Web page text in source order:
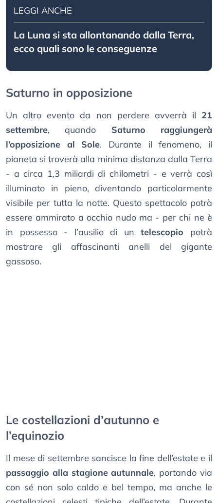
LEGGI ANCHE
La Luna si sta allontanando dalla Terra,
ecco quali sono le conseguenze
Saturno in opposizione
Un altro evento da non perdere avverrà il 21
settembre, quando Saturno raggiungerà
l’opposizione al Sole. Durante il fenomeno, il
pianeta si troverà alla minima distanza dalla Terra
- a circa 1,3 miliardi di chilometri - e verrà così
illuminato in pieno, diventando particolarmente
visibile per tutta la notte. Questo spettacolo potrà
essere ammirato a occhio nudo ma - per chi ne è
in possesso - l’ausilio di untelescopio potrà
mostrare gli affascinanti anelli del gigante
gassoso.
Le costellazioni d’autunno e
l’equinozio
Il mese di settembre sancisce la fine dell’estate e il
passaggio alla stagione autunnale, portando via
con sé non solo caldo e bel tempo, ma anche le